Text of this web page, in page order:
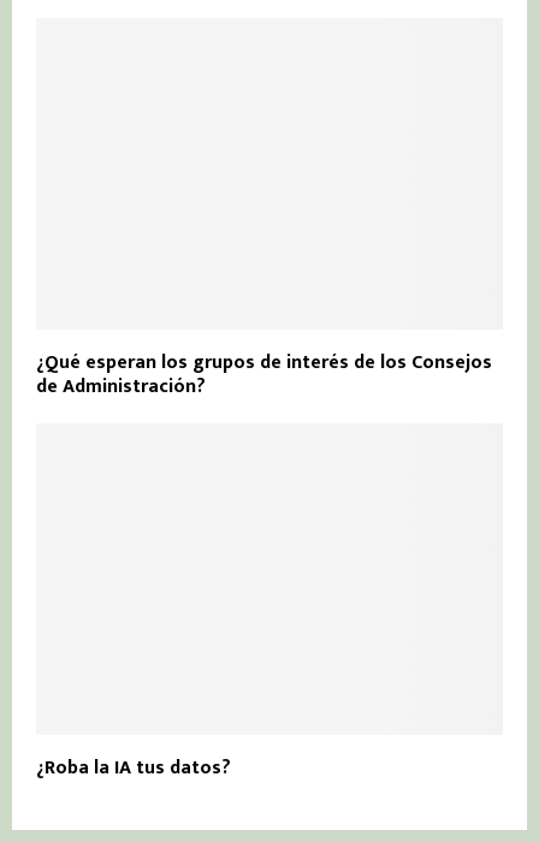
¿Qué esperan los grupos de interés de los Consejos
de Administración?
¿Roba la IA tus datos?